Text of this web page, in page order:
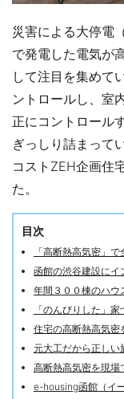
災害による大停電
で発電した電気が
して注目を集めて
ントロールし、室
正にコントロール
ぎっしり詰まって
コストZEH企画住
た。
目次
「高断熱高気密」
函館の渋谷建設にイ
年間３００棟のハウ
「のんびりした」
住宅の高断熱高気密
元大工だから正しい
高断熱高気密を現場
e-housing函館（イ